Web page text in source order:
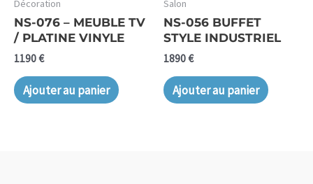
Décoration
NS-076 – MEUBLE TV
/ PLATINE VINYLE
1190€
Ajouter au panier
Salon
NS-056 BUFFET
STYLE INDUSTRIEL
1890€
Ajouter au panier